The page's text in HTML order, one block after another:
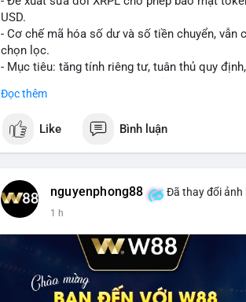
USD.
- Cơ chế mã hóa số dư và số tiền chuyển, vẫn
chọn lọc.
- Mục tiêu: tăng tính riêng tư, tuân thủ quy
$xrp
#vlikevn
📰 Nguồn: CoinDesk
Đọc thêm
Like Bình luận
nguyenphong88 Đã thay đổi ảnh
1 h